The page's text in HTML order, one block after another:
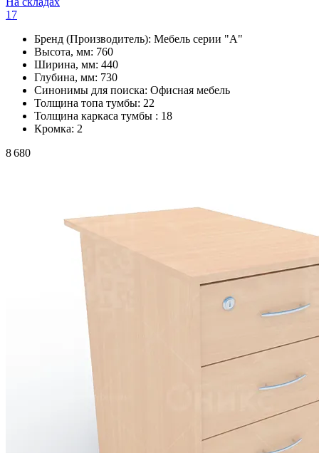
17
Бренд (Производитель): Мебель серии "А"
Высота, мм: 760
Ширина, мм: 440
Глубина, мм: 730
Синонимы для поиска: Офисная мебель
Толщина топа тумбы: 22
Толщина каркаса тумбы : 18
Кромка: 2
8 680